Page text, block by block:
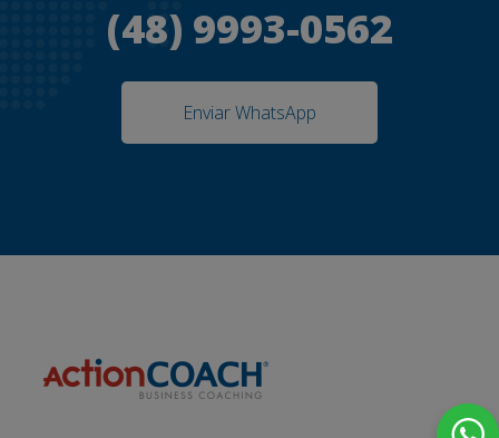
(48) 9993-0562
Enviar WhatsApp